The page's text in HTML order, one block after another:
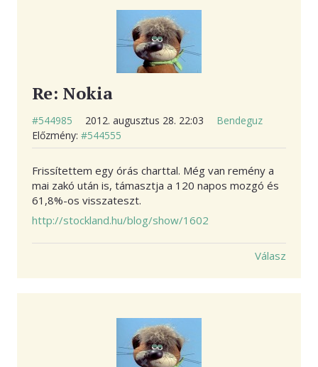
Re: Nokia
#544985 2012. augusztus 28. 22:03
Bendeguz
Előzmény: #544555
Frissítettem egy órás charttal. Még van remény a
mai zakó után is, támasztja a 120 napos mozgó és
61,8%-os visszateszt.
http://stockland.hu/blog/show/1602
Válasz